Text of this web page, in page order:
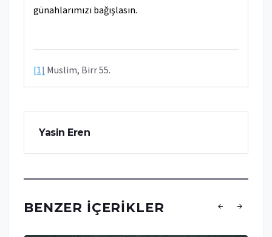
günahlarımızı bağışlasın.
[1] Muslim, Birr 55.
Yasin Eren
BENZER İÇERIKLER